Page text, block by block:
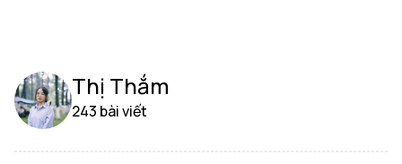
Thị Thắm
243 bài viết